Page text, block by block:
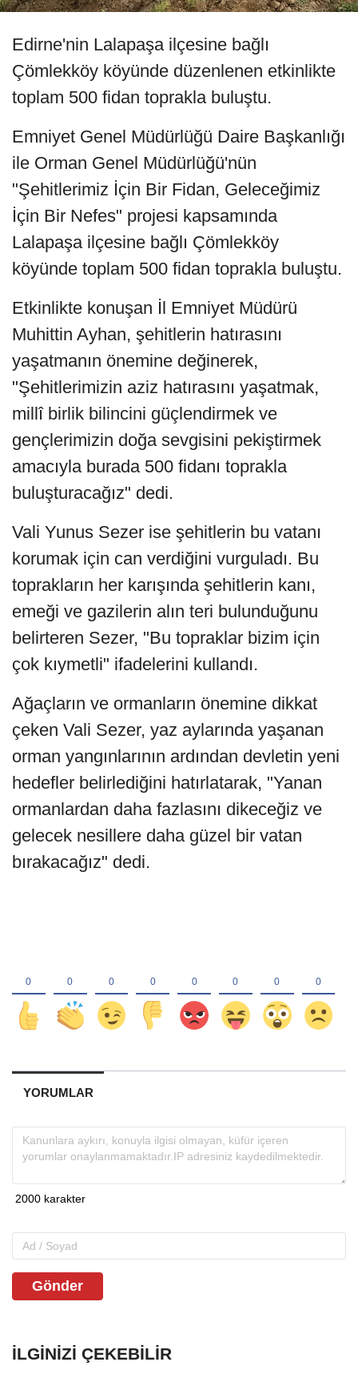
Edirne'nin Lalapaşa ilçesine bağlı
Çömlekköy köyünde düzenlenen etkinlikte
toplam 500 fidan toprakla buluştu.
Emniyet Genel Müdürlüğü Daire Başkanlığı
ile Orman Genel Müdürlüğü'nün
"Şehitlerimiz İçin Bir Fidan, Geleceğimiz
İçin Bir Nefes" projesi kapsamında
Lalapaşa ilçesine bağlı Çömlekköy
köyünde toplam 500 fidan toprakla buluştu.
Etkinlikte konuşan İl Emniyet Müdürü
Muhittin Ayhan, şehitlerin hatırasını
yaşatmanın önemine değinerek,
"Şehitlerimizin aziz hatırasını yaşatmak,
millî birlik bilincini güçlendirmek ve
gençlerimizin doğa sevgisini pekiştirmek
amacıyla burada 500 fidanı toprakla
buluşturacağız" dedi.
Vali Yunus Sezer ise şehitlerin bu vatanı
korumak için can verdiğini vurguladı. Bu
toprakların her karışında şehitlerin kanı,
emeği ve gazilerin alın teri bulunduğunu
belirteren Sezer, "Bu topraklar bizim için
çok kıymetli" ifadelerini kullandı.
Ağaçların ve ormanların önemine dikkat
çeken Vali Sezer, yaz aylarında yaşanan
orman yangınlarının ardından devletin yeni
hedefler belirlediğini hatırlatarak, "Yanan
ormanlardan daha fazlasını dikeceğiz ve
gelecek nesillere daha güzel bir vatan
bırakacağız" dedi.
YORUMLAR
Gönder
İLGINIZI ÇEKEBILIR